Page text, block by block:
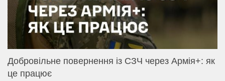
Добровільне повернення із СЗЧ через Армія+: як
це працює